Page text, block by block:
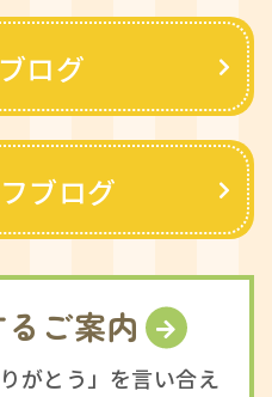
ログ
ブログ
ご案内
がとう」を言い合え